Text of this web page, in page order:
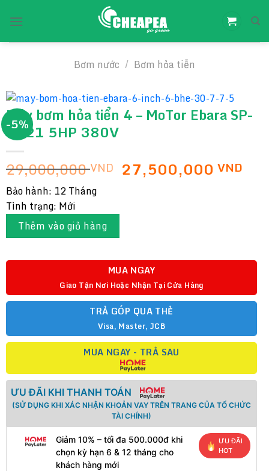
đến
Bơm nước / Bơm hỏa tiễn
-5%
Máy bơm hỏa tiển 4 – MoTor Ebara SP-
4021 5HP 380V
29,000,000VND Giá
gốc
27,500,000VND
Bảo hành: 12 Tháng
Tình trạng: Mới
Thêm vào giỏ hàng
MUA NGAY
Giao Tận Nơi Hoặc Nhận Tại Cửa Hàng
TRẢ GÓP QUA THẺ
Visa, Master, JCB
MUA NGAY - TRẢ SAU
ƯU ĐÃI KHI THANH TOÁN
(SỬ DỤNG KHI XÁC NHẬN KHOẢN VAY TRÊN TRANG CỦA TỔ CHỨC
TÀI CHÍNH)
Giảm 10% – tối đa 500.000đ khi
chọn kỳ hạn 6 & 12 tháng cho
khách hàng mới
ƯU ĐÃI
HOT